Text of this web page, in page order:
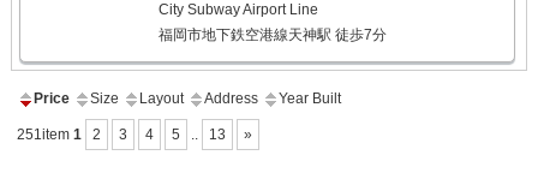
City Subway Airport Line
福岡市地下鉄空港線天神駅 徒歩7分
Price Size Layout Address Year Built
251item 1 2 3 4 5 .. 13 »